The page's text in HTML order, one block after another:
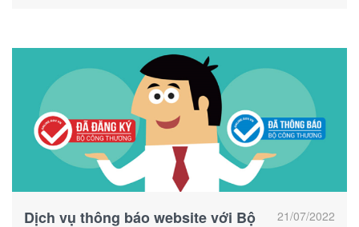
21/07/2022
Dịch vụ thông báo website với Bộ